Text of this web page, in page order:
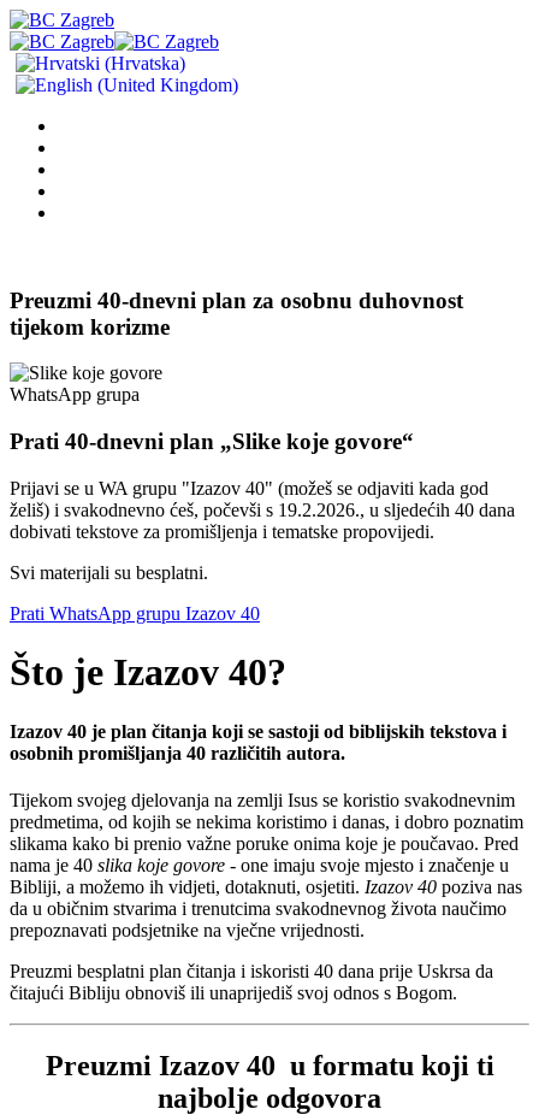
Preuzmi 40-dnevni plan za osobnu duhovnost
tijekom korizme
WhatsApp grupa
Prati 40-dnevni plan „Slike koje govore“
Prijavi se u WA grupu "Izazov 40" (možeš se odjaviti kada god
želiš) i svakodnevno ćeš, počevši s 19.2.2026., u sljedećih 40 dana
dobivati tekstove za promišljenja i tematske propovijedi.
Svi materijali su besplatni.
Prati WhatsApp grupu Izazov 40
Što je Izazov 40?
Izazov 40 je plan čitanja koji se sastoji od biblijskih tekstova i
osobnih promišljanja 40 različitih autora.
Tijekom svojeg djelovanja na zemlji Isus se koristio svakodnevnim
predmetima, od kojih se nekima koristimo i danas, i dobro poznatim
slikama kako bi prenio važne poruke onima koje je poučavao. Pred
nama je 40 slika koje govore - one imaju svoje mjesto i značenje u
Bibliji, a možemo ih vidjeti, dotaknuti, osjetiti. Izazov 40 poziva nas
da u običnim stvarima i trenutcima svakodnevnog života naučimo
prepoznavati podsjetnike na vječne vrijednosti.
Preuzmi besplatni plan čitanja i iskoristi 40 dana prije Uskrsa da
čitajući Bibliju obnoviš ili unaprijediš svoj odnos s Bogom.
Preuzmi Izazov 40 u formatu koji ti
najbolje odgovora